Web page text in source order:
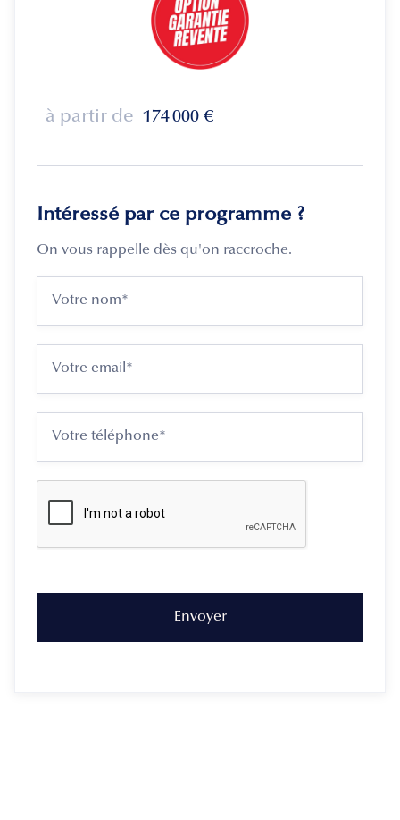
à partir de 174 000 €
Intéressé par ce programme ?
On vous rappelle dès qu'on raccroche.